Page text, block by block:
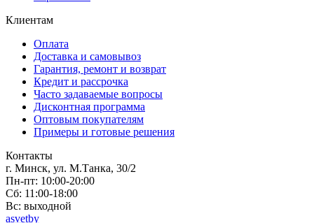
Клиентам
Оплата
Доставка и самовывоз
Гарантия, ремонт и возврат
Кредит и рассрочка
Часто задаваемые вопросы
Дисконтная программа
Оптовым покупателям
Примеры и готовые решения
Контакты
г. Минск, ул. М.Танка, 30/2
Пн-пт: 10:00-20:00
Сб: 11:00-18:00
Вс: выходной
asvetby